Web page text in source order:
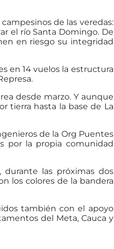
de las veredas:
el río Santa Domingo. De
en riesgo su integridad
en 14 vuelos la estructura
desde marzo. Y aunque
tierra hasta la base de La
de la Org Puentes
por la propia comunidad
durante las próximas dos
los colores de la bandera
también con el apoyo
del Meta, Cauca y